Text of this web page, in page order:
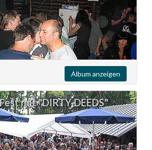
Album anzeigen
mit "DIRTY-DEEDS"